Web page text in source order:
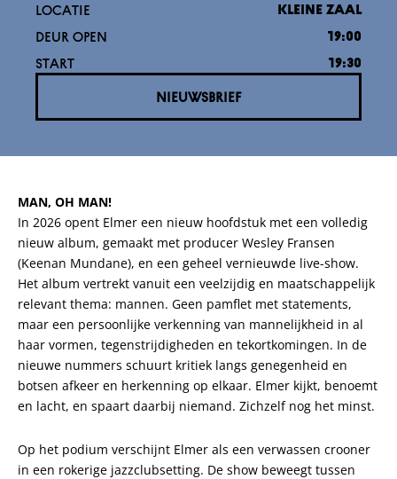
LOCATIE KLEINE ZAAL
DEUR OPEN 19:00
START 19:30
NIEUWSBRIEF
MAN, OH MAN!
In 2026 opent Elmer een nieuw hoofdstuk met een volledig
nieuw album, gemaakt met producer Wesley Fransen
(Keenan Mundane), en een geheel vernieuwde live-show.
Het album vertrekt vanuit een veelzijdig en maatschappelijk
relevant thema: mannen. Geen pamflet met statements,
maar een persoonlijke verkenning van mannelijkheid in al
haar vormen, tegenstrijdigheden en tekortkomingen. In de
nieuwe nummers schuurt kritiek langs genegenheid en
botsen afkeer en herkenning op elkaar. Elmer kijkt, benoemt
en lacht, en spaart daarbij niemand. Zichzelf nog het minst.
Op het podium verschijnt Elmer als een verwassen crooner
in een rokerige jazzclubsetting. De show beweegt tussen